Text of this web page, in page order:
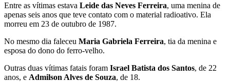
Entre as vítimas estava Leide das Neves Ferreira, uma menina de
apenas seis anos que teve contato com o material radioativo. Ela
morreu em 23 de outubro de 1987.
No mesmo dia faleceu Maria Gabriela Ferreira, tia da menina e
esposa do dono do ferro-velho.
Outras duas vítimas fatais foram Israel Batista dos Santos, de 22
anos, e Admilson Alves de Souza, de 18.